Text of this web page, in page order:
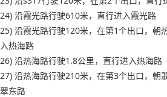
24) 沿霞光路行驶610米，直行进入霞光路
25) 沿霞光路行驶120米，在第1个出口，朝
入热海路
26) 沿热海路行驶1.8公里，直行进入热海路
27) 沿热海路行驶210米，在第3个出口，朝
翠东路